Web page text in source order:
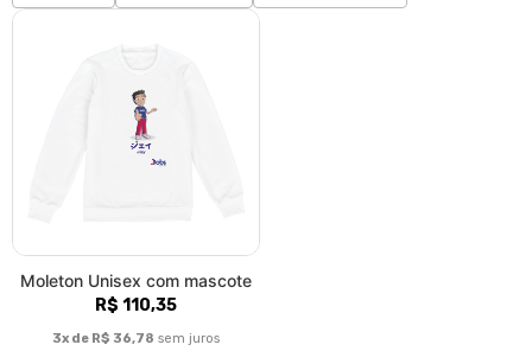
Moleton Unisex com mascote
R$ 110,35
3x de R$ 36,78 sem juros